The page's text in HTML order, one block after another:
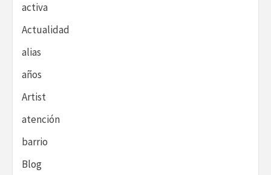
activa
Actualidad
alias
años
Artist
atención
barrio
Blog